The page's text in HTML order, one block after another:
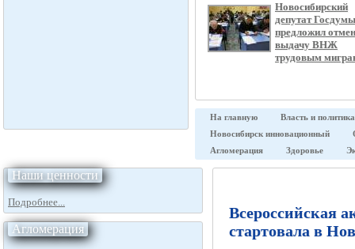
Новосибирский
депутат Госдумы
предложил
выдачу ВНЖ
трудовым
На главную
Власть и политика
Новосибирск инновационный
Агломерация
Здоровье
Наши ценности
Подробнее...
Агломерация
Всероссийская
стартовала в